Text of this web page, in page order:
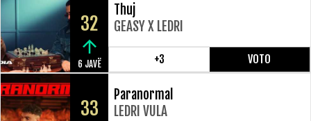
32
6 JAVË
Thuj
GEASY X LEDRI
+3 VOTO
33
Paranormal
LEDRI VULA